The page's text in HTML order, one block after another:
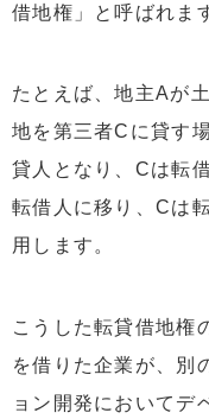
借地権」と呼ばれま
たとえば、地主Aが
地を第三者Cに貸す
貸人となり、Cは転
転借人に移り、Cは
用します。
こうした転貸借地権
を借りた企業が、別
ョン開発においてデ